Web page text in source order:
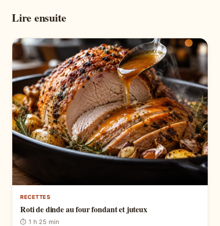
Lire ensuite
RECETTES
Roti de dinde au four fondant et juteux
⏱ 1 h 25 min